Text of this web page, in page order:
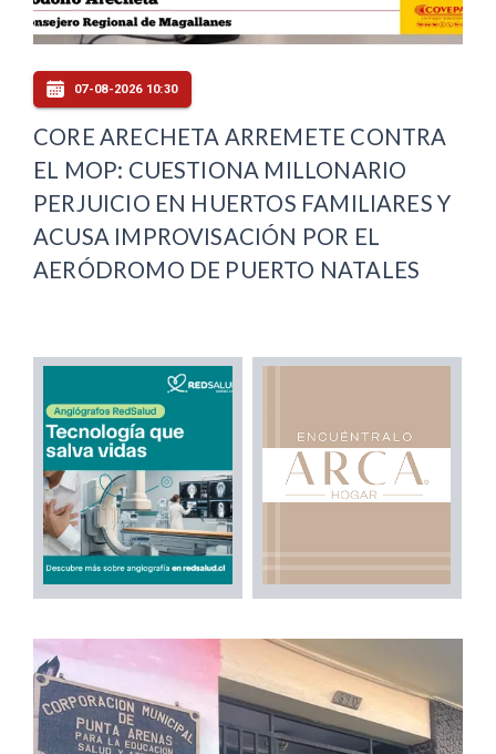
07-08-2026 10:30
CORE ARECHETA ARREMETE CONTRA
EL MOP: CUESTIONA MILLONARIO
PERJUICIO EN HUERTOS FAMILIARES Y
ACUSA IMPROVISACIÓN POR EL
AERÓDROMO DE PUERTO NATALES